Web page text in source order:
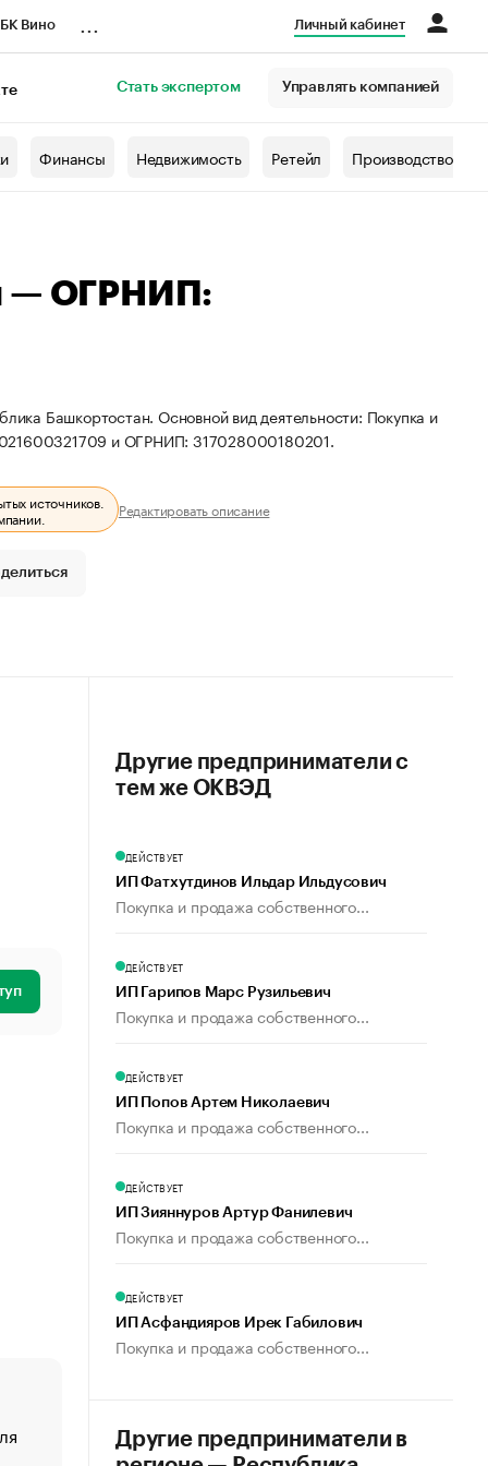
Вино Личный кабинет
Стать экспертом Управлять компанией
Финансы Недвижимость Ретейл Производство
— ОГРНИП:
Башкортостан. Основной вид деятельности: Покупка и
и ОГРНИП: 317028000180201.
источников.
Редактировать описание
«От спорта тело стареет иначе». Как живет глава
создавшей GTA
Другие предприниматели с
тем же ОКВЭД
ДЕЙСТВУЕТ
ИП Фатхутдинов Ильдар Ильдусович
Покупка и продажа собственного...
ДЕЙСТВУЕТ
ИП Гарипов Марс Рузильевич
Покупка и продажа собственного...
ДЕЙСТВУЕТ
ИП Попов Артем Николаевич
Покупка и продажа собственного...
ДЕЙСТВУЕТ
ИП Зияннуров Артур Фанилевич
Покупка и продажа собственного...
ДЕЙСТВУЕТ
ИП Асфандияров Ирек Габилович
Покупка и продажа собственного...
Другие предприниматели в